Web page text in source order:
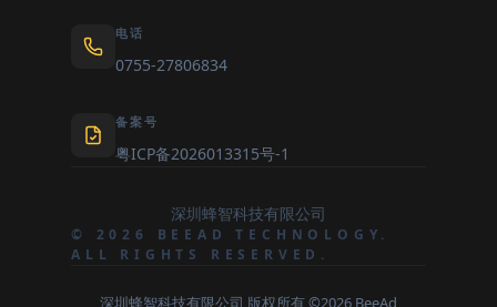
电话
0755-27806834
备案号
粤ICP备2026013315号-1
深圳蜂智科技有限公司
© 2026 BEEAD TECHNOLOGY.
ALL RIGHTS RESERVED.
深圳蜂智科技有限公司 版权所有 ©2026 BeeAd